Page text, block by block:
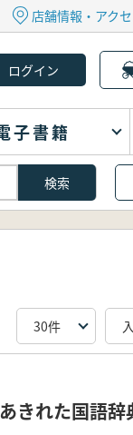
店舗情報・アク
子書籍
(あきれた国